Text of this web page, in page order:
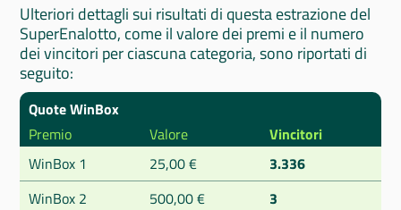
Ulteriori dettagli sui risultati di questa estrazione del
SuperEnalotto, come il valore dei premi e il numero
dei vincitori per ciascuna categoria, sono riportati di
seguito:
Quote WinBox
Premio
Valore
Vincitori
WinBox 1
25,00 €
3.336
WinBox 2
500,00 €
3